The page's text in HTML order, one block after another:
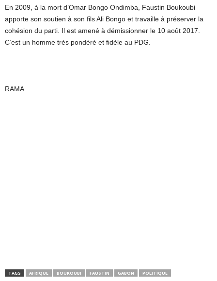
En 2009, à la mort d’Omar Bongo Ondimba, Faustin Boukoubi
apporte son soutien à son fils Ali Bongo et travaille à préserver la
cohésion du parti. Il est amené à démissionner le 10 août 2017.
C’est un homme très pondéré et fidèle au PDG.
RAMA
TAGS AFRIQUE BOUKOUBI FAUSTIN GABON POLITIQUE